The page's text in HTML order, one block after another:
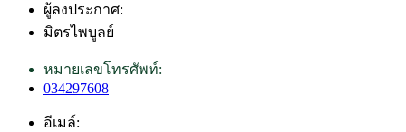
ผู้ลงประกาศ:
มิตรไพบูลย์
หมายเลขโทรศัพท์:
034297608
อีเมล์: